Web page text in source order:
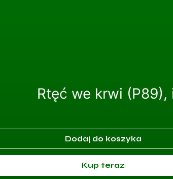
Rtęć we krwi
Dodaj do koszyka
Kup teraz